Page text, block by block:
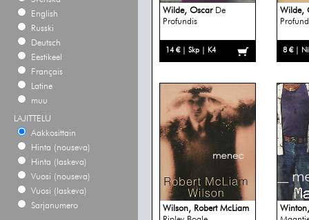
English
Russki
Deutsch
Eestikeel
Français
Latine
muu
LAJITTELU
Aakkosittain
Hinta (nouseva)
Hinta (laskeva)
Vuosi (nouseva)
Vuosi (laskeva)
Sarjanumero
Wilde, Oscar De
Profundis
14 € | Skp | K4
Wilde,
8 € |
Wilson, Robert McLiam